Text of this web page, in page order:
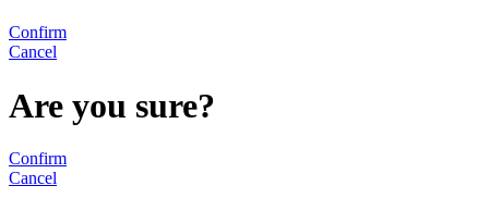
Confirm
Cancel
Are you sure?
Confirm
Cancel